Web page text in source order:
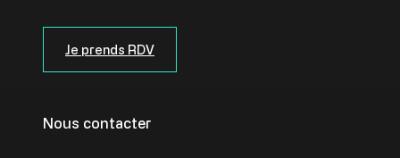
Je prends RDV
Nous contacter